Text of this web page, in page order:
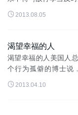
当尽本分，谨言慎行，
 2013.08.05
渴望幸福的人
渴望幸福的人美国人
个行为孤僻的博士说
胎﹐即使他们中的一
意程度仍然完全相同﹐
 2013.04.10